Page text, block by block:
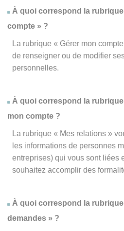
À quoi correspond la rubrique
compte » ?
La rubrique « Gérer mon
de renseigner ou de modifier
personnelles.
À quoi correspond la
mon compte ?
La rubrique « Mes relations »
les informations de personnes
entreprises) qui vous sont liées
souhaitez accomplir des
À quoi correspond la
demandes » ?